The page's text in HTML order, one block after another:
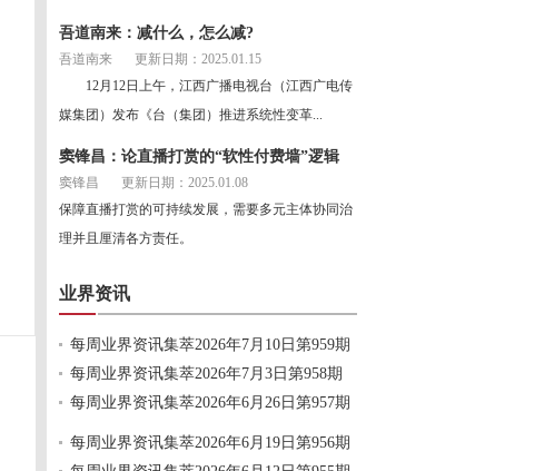
吾道南来：减什么，怎么减?
吾道南来
更新日期：2025.01.15
12月12日上午，江西广播电视台（江西广电传
媒集团）发布《台（集团）推进系统性变革...
窦锋昌：论直播打赏的“软性付费墙”逻辑
窦锋昌
更新日期：2025.01.08
保障直播打赏的可持续发展，需要多元主体协同治
理并且厘清各方责任。
业界资讯
每周业界资讯集萃2026年7月10日第959期
每周业界资讯集萃2026年7月3日第958期
每周业界资讯集萃2026年6月26日第957期
每周业界资讯集萃2026年6月19日第956期